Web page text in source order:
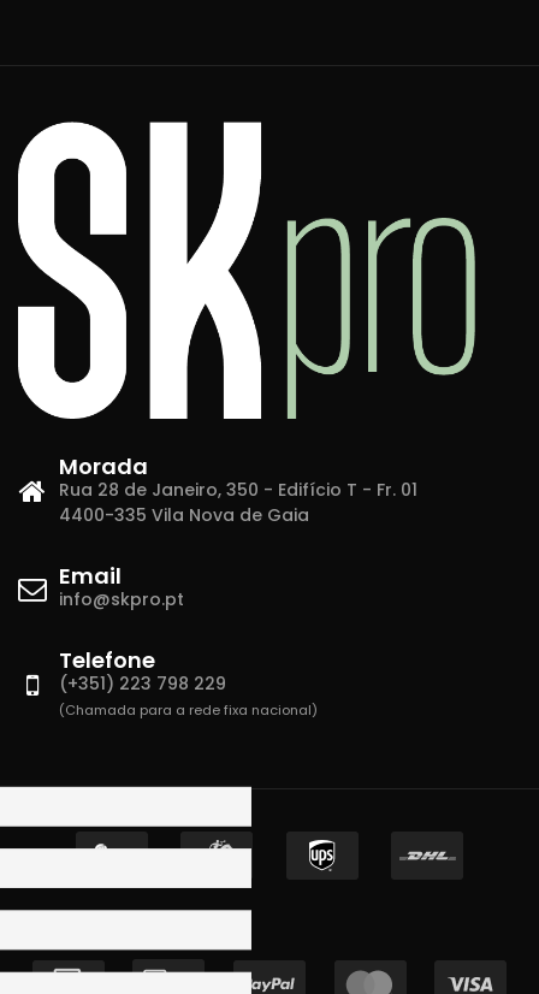
Morada
Rua 28 de Janeiro, 350 - Edifício T - Fr. 01
4400-335 Vila Nova de Gaia
Email
info@skpro.pt
Telefone
(+351) 223 798 229
(Chamada para a rede fixa nacional)